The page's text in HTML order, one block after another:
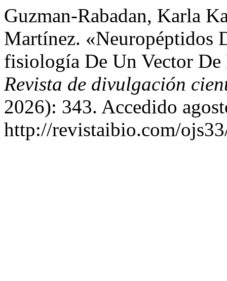
Guzman-Rabadan, Karla
Martínez. «Neuropéptidos
fisiología De Un Vector De
Revista de divulgación
2026): 343. Accedido
http://revistaibio.com/